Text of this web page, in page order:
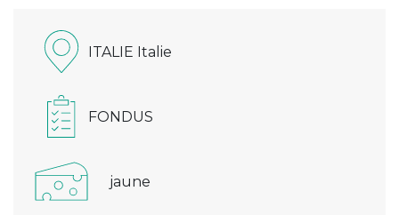
ITALIE Italie
FONDUS
jaune